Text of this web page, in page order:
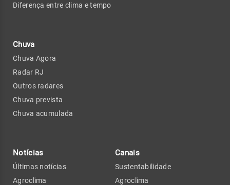
Diferença entre clima e tempo
Chuva
Chuva Agora
Radar RJ
Outros radares
Chuva prevista
Chuva acumulada
Notícias
Últimas notícias
Agroclima
Canais
Sustentabilidade
Agroclima